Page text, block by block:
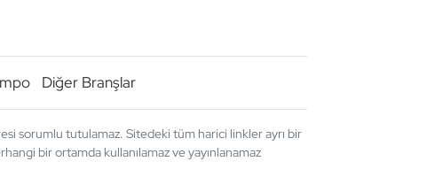
Diğer Branşlar
sorumlu tutulamaz. Sitedeki tüm harici linkler ayrı bir
bir ortamda kullanılamaz ve yayınlanamaz